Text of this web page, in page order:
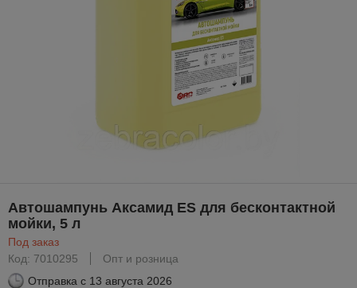
Автошампунь Аксамид ES для бесконтактной
мойки, 5 л
Под заказ
Код: 7010295
Опт и розница
Отправка с 13 августа 2026